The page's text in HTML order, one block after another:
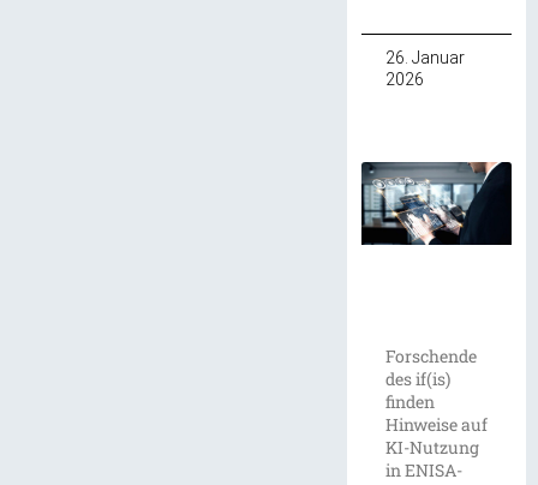
26. Januar
2026
Forschende
des if(is)
finden
Hinweise auf
KI-Nutzung
in ENISA-